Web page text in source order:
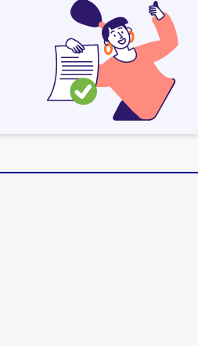
du site